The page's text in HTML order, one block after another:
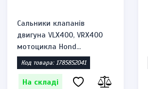
Сальники клапанів
двигуна VLX400, VRX400
мотоцикла Hond...
Код товара: 1785852041
На складі